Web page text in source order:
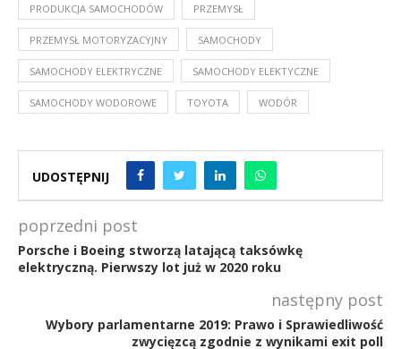
PRODUKCJA SAMOCHODÓW PRZEMYSŁ
PRZEMYSŁ MOTORYZACYJNY SAMOCHODY
SAMOCHODY ELEKTRYCZNE SAMOCHODY ELEKTYCZNE
SAMOCHODY WODOROWE TOYOTA WODÓR
UDOSTĘPNIJ
poprzedni post
Porsche i Boeing stworzą latającą taksówkę
elektryczną. Pierwszy lot już w 2020 roku
następny post
Wybory parlamentarne 2019: Prawo i Sprawiedliwość
zwycięzcą zgodnie z wynikami exit poll